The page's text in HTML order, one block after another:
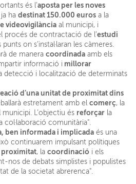
és l’aposta per les noves
ja hadestinat 150.000 euros a la
videovigilància al municipi, i
procés de contractació de l’estudi
on s’instal·laran les càmeres.
de maneracoordinada amb els
informació i millorar
detecció i localització de determinats
d’una unitat de proximitat dins
estretament amb elcomerç, la
L’objectiu és reforçar la
comunitària".
ben informada i implicada és una
continuarem impulsant polítiques
proximitat, lacoordinació i els
nos de debats simplistes i populistes
de la societat abrerenca".